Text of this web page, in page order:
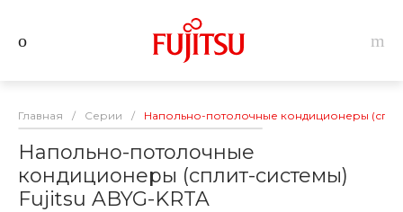
Главная / Серии / Напольно-потолочные кондиционеры
Напольно-потолочные
кондиционеры (сплит-системы)
Fujitsu ABYG-KRTA